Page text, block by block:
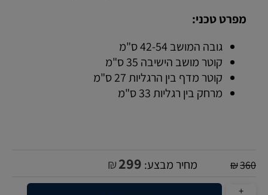
מפרט טכני:
גובה המושב 42-54 ס"מ
קוטר מושב הישיבה 35 ס"מ
קוטר מדף בין הרגליות 27 ס"מ
מרחק בין רגליות 33 ס"מ
₪360 מחיר מבצע: ₪299